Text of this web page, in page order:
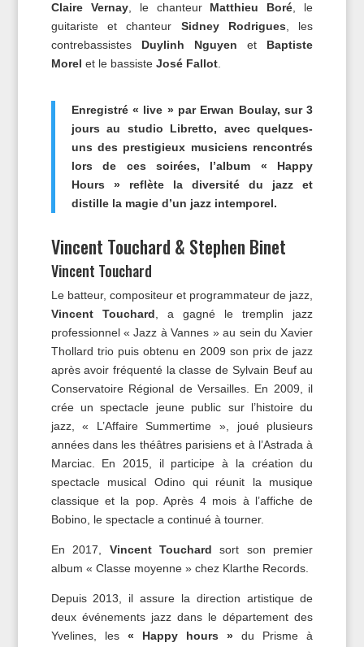
Claire Vernay, le chanteur Matthieu Boré , le
guitariste et chanteur Sidney Rodrigues , les
contrebassistes Duylinh Nguyen et Baptiste
Morel et le bassiste José Fallot.
Enregistré « live » par Erwan Boulay, sur 3
jours au studio Libretto, avec quelques-
uns des prestigieux musiciens rencontrés
lors de ces soirées, l’album « Happy
Hours » reflète la diversité du jazz et
distille la magie d’un jazz intemporel.
Vincent Touchard & Stephen Binet
Vincent Touchard
Le batteur, compositeur et programmateur de jazz,
Vincent Touchard , a gagné le tremplin jazz
professionnel « Jazz à Vannes » au sein du Xavier
Thollard trio puis obtenu en 2009 son prix de jazz
après avoir fréquenté la classe de Sylvain Beuf au
Conservatoire Régional de Versailles. En 2009, il
crée un spectacle jeune public sur l’histoire du
jazz, « L’Affaire Summertime », joué plusieurs
années dans les théâtres parisiens et à l’Astrada à
Marciac. En 2015, il participe à la création du
spectacle musical Odino qui réunit la musique
classique et la pop. Après 4 mois à l’affiche de
Bobino, le spectacle a continué à tourner.
En 2017, Vincent Touchard sort son premier
album « Classe moyenne » chez Klarthe Records.
Depuis 2013, il assure la direction artistique de
deux événements jazz dans le département des
Yvelines, les « Happy hours » du Prisme à